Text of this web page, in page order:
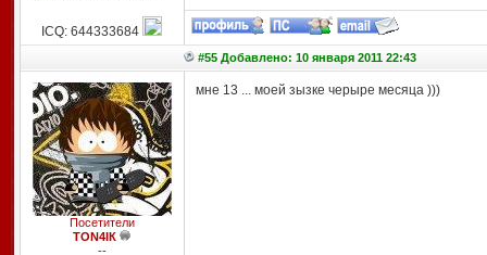
ICQ: 644333684
#55 Добавлено: 10 января 2011 22:43
Посетители
TОN4IК
--
мне 13 ... моей зызке черыре месяца )))